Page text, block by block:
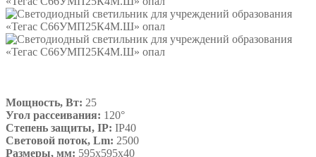
Мощность, Вт: 25
Угол рассеивания: 120°
Степень защиты, IP: IP40
Световой поток, Lm: 2500
Размеры, мм: 595х595х40